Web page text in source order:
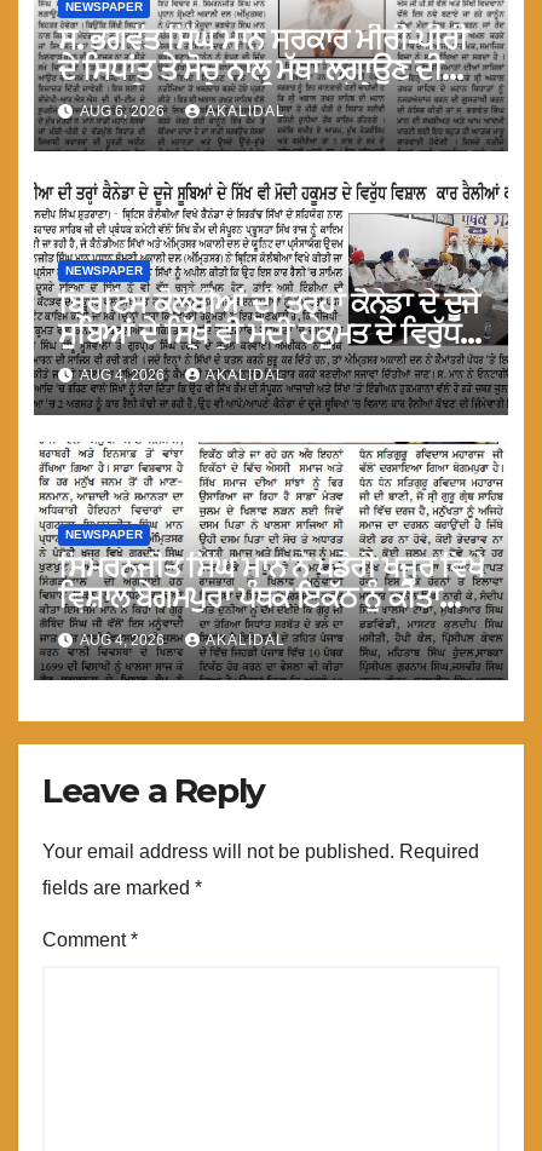
NEWSPAPER
ਸ. ਭਗਵੰਤ ਸਿੰਘ ਮਾਨ ਸਰਕਾਰ ਮੀਰੀ-ਪੀਰੀ
ਦੇ ਸਿਧਾਂਤ ਤੇ ਸੋਚ ਨਾਲ ਮੱਥਾ ਲਗਾਉਣ ਦੀ
ਗੁਸਤਾਖੀ ਨਾ ਕਰੇ ਤਾਂ ਬਿਹਤਰ ਹੋਵੇਗਾ : ਮਾਨ
AUG 6, 2026 AKALIDAL
NEWSPAPER
ਬ੍ਰਿਟਿਸ ਕੋਲੰਬੀਆਂ ਦੀ ਤਰ੍ਹਾਂ ਕੈਨੇਡਾ ਦੇ ਦੂਜੇ
ਸੂਬਿਆਂ ਦੇ ਸਿੱਖ ਵੀ ਮੋਦੀ ਹਕੂਮਤ ਦੇ ਵਿਰੁੱਧ
ਵਿਸ਼ਾਲ ਕਾਰ ਰੈਲੀਆ ਕਰਨ : ਮਾਨ
AUG 4, 2026 AKALIDAL
NEWSPAPER
ਸਿਮਰਨਜੀਤ ਸਿੰਘ ਮਾਨ ਨੇ ਪਡੋਰੀ ਖਜੂਰ ਵਿਖੇ
ਵਿਸ਼ਾਲ ਬੇਗਮਪੁਰਾ ਪੰਥਕ ਇਕੱਠ ਨੂੰ ਕੀਤਾ
ਸੁਬੋਧਨ
AUG 4, 2026 AKALIDAL
Leave a Reply
Your email address will not be published. Required
fields are marked *
Comment*